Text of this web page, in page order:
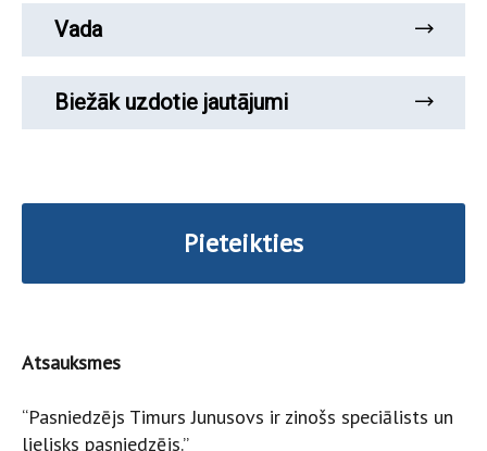
Vada
Biežāk uzdotie jautājumi
Pieteikties
Atsauksmes
“Pasniedzējs Timurs Junusovs ir zinošs speciālists un
lielisks pasniedzējs.”